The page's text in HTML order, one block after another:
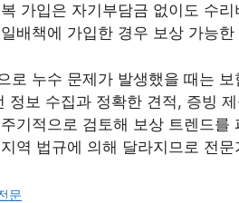
가입은 자기부담금 없이도 수
배책에 가입한 경우 보상 가능
로 누수 문제가 발생했을 때는
정보 수집과 정확한 견적, 증빙
기적으로 검토해 보상 트렌드
역 법규에 의해 달라지므로 전
문